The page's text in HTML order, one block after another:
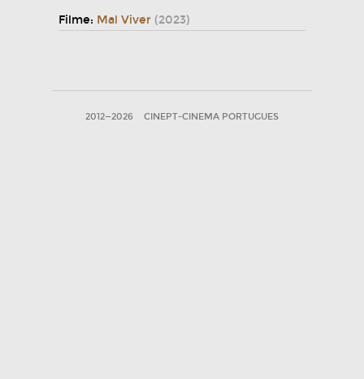
Filme: Mal Viver (2023)
2012—2026 CINEPT-CINEMA PORTUGUES